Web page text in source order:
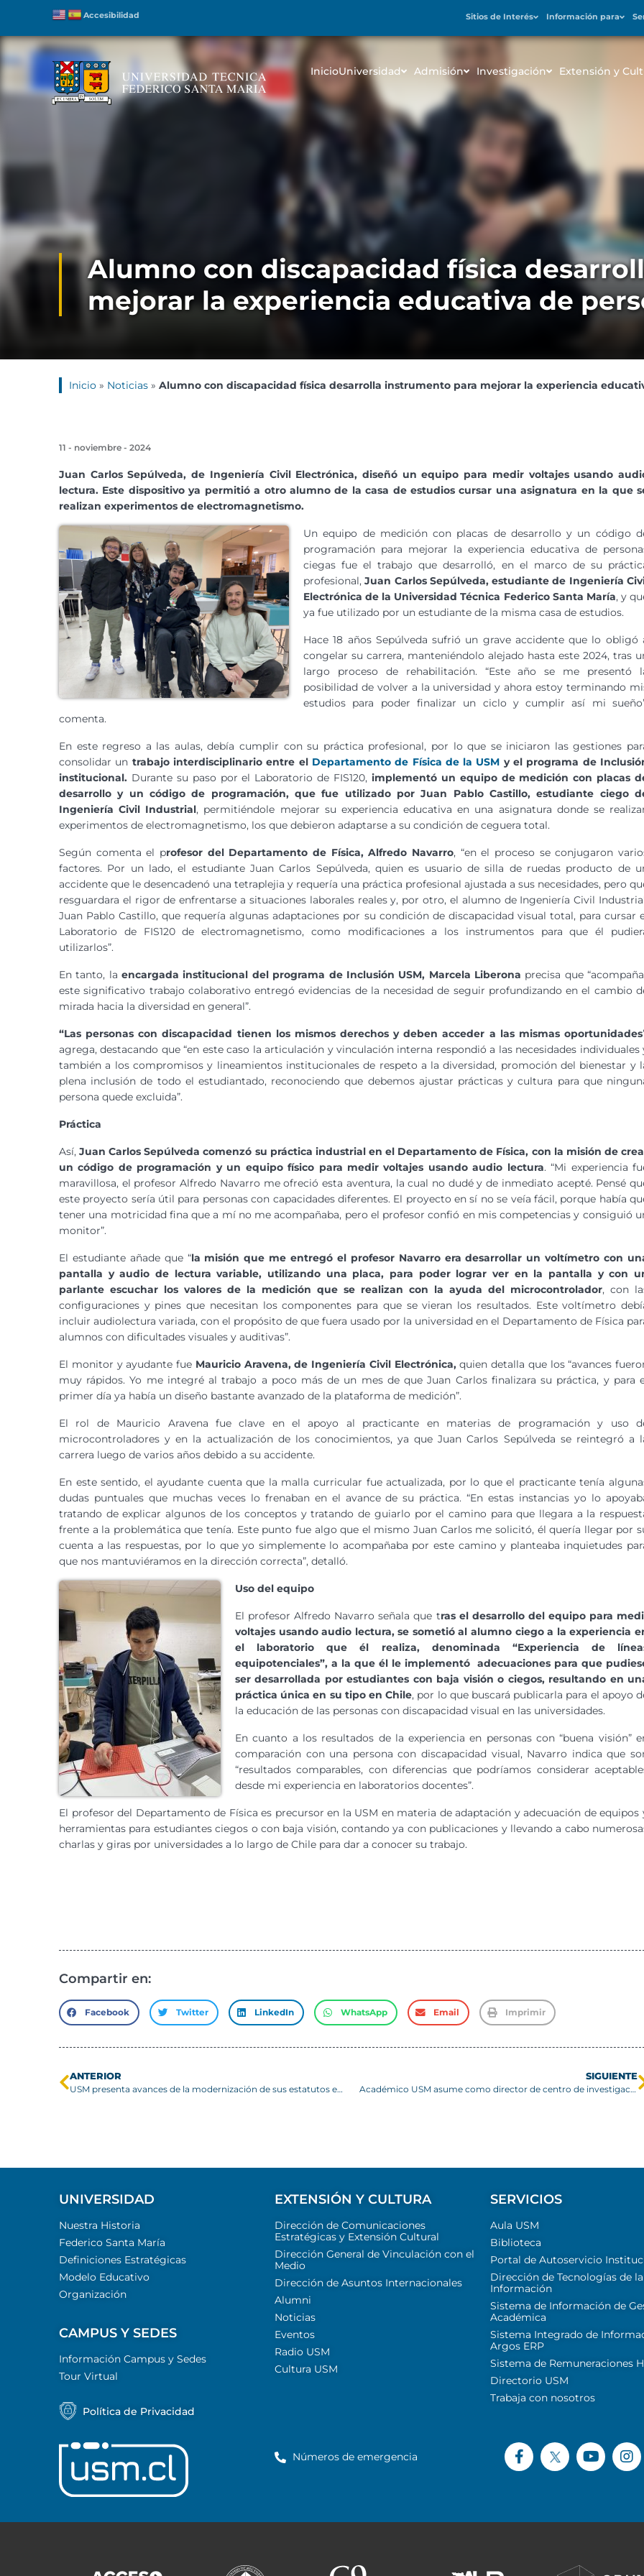
Accesibilidad Sitios de Interés Información para
InicioUniversidad Admisión Investigación Extensión y
Alumno con discapacidad física
mejorar la experiencia educativa de
Inicio » Noticias » Alumno con discapacidad física desarrolla instrumento para mejorar la experiencia
11 - noviembre - 2024
Juan Carlos Sepúlveda, de Ingeniería Civil Electrónica, diseñó un equipo para medir voltajes usando
lectura. Este dispositivo ya permitió a otro alumno de la casa de estudios cursar una asignatura en la que
realizan experimentos de electromagnetismo.
Un equipo de medición con placas de desarrollo y un código
programación para mejorar la experiencia educativa de
ciegas fue el trabajo que desarrolló, en el marco de su
profesional,Juan Carlos Sepúlveda, estudiante de Ingeniería
Electrónica de la Universidad Técnica Federico Santa María, y
ya fue utilizado por un estudiante de la misma casa de estudios.
Hace 18 años Sepúlveda sufrió un grave accidente que lo obligó
congelar su carrera, manteniéndolo alejado hasta este 2024, tras
largo proceso de rehabilitación. “Este año se me presentó
posibilidad de volver a la universidad y ahora estoy terminando
estudios para poder finalizar un ciclo y cumplir así mi
comenta.
En este regreso a las aulas, debía cumplir con su práctica profesional, por lo que se iniciaron las gestiones
consolidar un trabajo interdisciplinario entre el Departamento de Física de la USM y el programa de
institucional. Durante su paso por el Laboratorio de FIS120, implementó un equipo de medición con placas
desarrollo y un código de programación, que fue utilizado por Juan Pablo Castillo, estudiante ciego
Ingeniería Civil Industrial, permitiéndole mejorar su experiencia educativa en una asignatura donde se
experimentos de electromagnetismo, los que debieron adaptarse a su condición de ceguera total.
Según comenta el profesor del Departamento de Física, Alfredo Navarro, “en el proceso se conjugaron
factores. Por un lado, el estudiante Juan Carlos Sepúlveda, quien es usuario de silla de ruedas producto de
accidente que le desencadenó una tetraplejia y requería una práctica profesional ajustada a sus necesidades, pero
resguardara el rigor de enfrentarse a situaciones laborales reales y, por otro, el alumno de Ingeniería Civil
Juan Pablo Castillo, que requería algunas adaptaciones por su condición de discapacidad visual total, para cursar
Laboratorio de FIS120 de electromagnetismo, como modificaciones a los instrumentos para que él
utilizarlos”.
En tanto, laencargada institucional del programa de Inclusión USM, Marcela Liberona precisa que
este significativo trabajo colaborativo entregó evidencias de la necesidad de seguir profundizando en el cambio
mirada hacia la diversidad en general”.
“Las personas con discapacidad tienen los mismos derechos y deben acceder a las mismas oportunidades
agrega, destacando que “en este caso la articulación y vinculación interna respondió a las necesidades individuales
también a los compromisos y lineamientos institucionales de respeto a la diversidad, promoción del bienestar y
plena inclusión de todo el estudiantado, reconociendo que debemos ajustar prácticas y cultura para que
persona quede excluida”.
Práctica
Así,Juan Carlos Sepúlveda comenzó su práctica industrial en el Departamento de Física, con la misión de
un código de programación y un equipo físico para medir voltajes usando audio lectura. “Mi experiencia
maravillosa, el profesor Alfredo Navarro me ofreció esta aventura, la cual no dudé y de inmediato acepté. Pensé
este proyecto sería útil para personas con capacidades diferentes. El proyecto en sí no se veía fácil, porque había
tener una motricidad fina que a mí no me acompañaba, pero el profesor confió en mis competencias y consiguió
monitor”.
El estudiante añade que “la misión que me entregó el profesor Navarro era desarrollar un voltímetro con
pantalla y audio de lectura variable, utilizando una placa, para poder lograr ver en la pantalla y con
parlante escuchar los valores de la medición que se realizan con la ayuda del microcontrolador, con
configuraciones y pines que necesitan los componentes para que se vieran los resultados. Este voltímetro
incluir audiolectura variada, con el propósito de que fuera usado por la universidad en el Departamento de Física
alumnos con dificultades visuales y auditivas”.
El monitor y ayudante fue Mauricio Aravena, de Ingeniería Civil Electrónica,quien detalla que los “avances
muy rápidos. Yo me integré al trabajo a poco más de un mes de que Juan Carlos finalizara su práctica, y para
primer día ya había un diseño bastante avanzado de la plataforma de medición”.
El rol de Mauricio Aravena fue clave en el apoyo al practicante en materias de programación y uso
microcontroladores y en la actualización de los conocimientos, ya que Juan Carlos Sepúlveda se reintegró a
carrera luego de varios años debido a su accidente.
En este sentido, el ayudante cuenta que la malla curricular fue actualizada, por lo que el practicante tenía
dudas puntuales que muchas veces lo frenaban en el avance de su práctica. “En estas instancias yo lo
tratando de explicar algunos de los conceptos y tratando de guiarlo por el camino para que llegara a la
frente a la problemática que tenía. Este punto fue algo que el mismo Juan Carlos me solicitó, él quería llegar por
cuenta a las respuestas, por lo que yo simplemente lo acompañaba por este camino y planteaba inquietudes
que nos mantuviéramos en la dirección correcta”, detalló.
Uso del equipo
El profesor Alfredo Navarro señala que tras el desarrollo del equipo para
voltajes usando audio lectura, se sometió al alumno ciego a la experiencia
el laboratorio que él realiza, denominada “Experiencia de
equipotenciales”, a la que él le implementó adecuaciones para que
ser desarrollada por estudiantes con baja visión o ciegos, resultando en
práctica única en su tipo en Chile, por lo que buscará publicarla para el apoyo
la educación de las personas con discapacidad visual en las universidades.
En cuanto a los resultados de la experiencia en personas con “buena visión”
comparación con una persona con discapacidad visual, Navarro indica que
“resultados comparables, con diferencias que podríamos considerar
desde mi experiencia en laboratorios docentes”.
El profesor del Departamento de Física es precursor en la USM en materia de adaptación y adecuación de equipos
herramientas para estudiantes ciegos o con baja visión, contando ya con publicaciones y llevando a cabo
charlas y giras por universidades a lo largo de Chile para dar a conocer su trabajo.
Compartir en:
Facebook Twitter LinkedIn WhatsApp Email Imprimir
ANTERIOR
USM presenta avances de la modernización de sus estatutos en encuentros locales
SIGUIENTE
Académico USM asume como director de centro de investigación AC3E
UNIVERSIDAD
Nuestra Historia
Federico Santa María
Definiciones Estratégicas
Modelo Educativo
Organización
CAMPUS Y SEDES
Información Campus y Sedes
Tour Virtual
Política de Privacidad
EXTENSIÓN Y CULTURA
Dirección de Comunicaciones
Estratégicas y Extensión Cultural
Dirección General de Vinculación con el
Medio
Dirección de Asuntos Internacionales
Alumni
Noticias
Eventos
Radio USM
Cultura USM
SERVICIOS
Aula USM
Biblioteca
Portal de Autoservicio
Dirección de Tecnologías de la
Información
Sistema de Información de
Académica
Sistema Integrado de
Argos ERP
Sistema de Remuneraciones
Directorio USM
Trabaja con nosotros
Números de emergencia